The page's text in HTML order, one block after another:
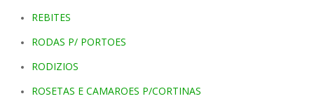
REBITES
RODAS P/ PORTOES
RODIZIOS
ROSETAS E CAMAROES P/CORTINAS